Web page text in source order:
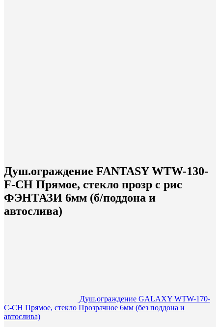
Душ.ограждение FANTASY WTW-130-
F-CH Прямое, стекло прозр с рис
ФЭНТАЗИ 6мм (б/поддона и
автослива)
Душ.ограждение GALAXY WTW-170-
C-CH Прямое, стекло Прозрачное 6мм (без поддона и
автослива)